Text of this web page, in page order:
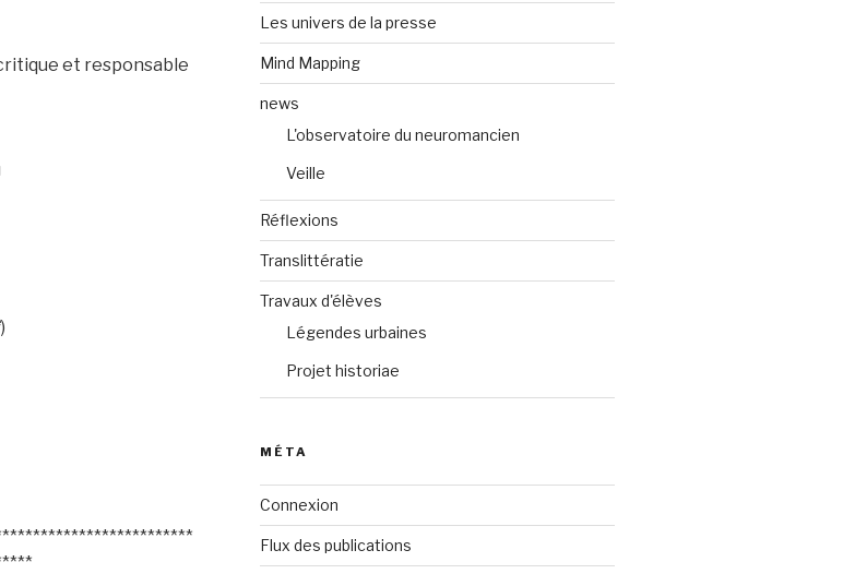
et responsable
)
Les univers de la presse
Mind Mapping
news
L'observatoire du neuromancien
Veille
Réflexions
Translittératie
Travaux d'élèves
Légendes urbaines
Projet historiae
MÉTA
Connexion
Flux des publications